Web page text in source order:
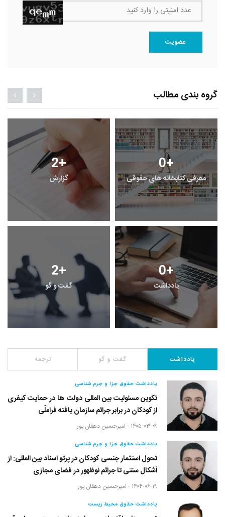
عدد امنیتی را وارد کنید
عضویت
گروه بندی مطالب
2+
گزارش
0+
معرفی کتابخانه های حقوقی
2+
گفت و گو
0+
یادداشت
یادداشت گفت و گو ترجمه
یادداشت حقوق جزا و جرم شناسی
تکوین مسئولیت بین المللی دولت ها در حمایت کیفری
از کودکان در برابر جرائم سازمان یافته فراملّی
۱۴۰۵-۰۳-۰۹ - امیرحسین دهقان پور
یادداشت حقوق جزا و جرم شناسی
تحول استثمار جنسی کودکان در پرتو اسناد بین المللی: از
اَشکال سنتی تا جرائم نوظهور در فضای مجازی
۱۴۰۴-۰۶-۱۹ - امیرحسین دهقان پور
یادداشت حقوق محیط زیست